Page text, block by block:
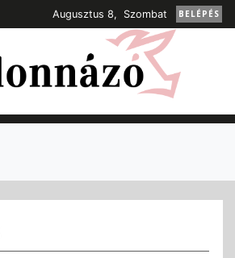
Augusztus 8, Szombat BELÉPÉS